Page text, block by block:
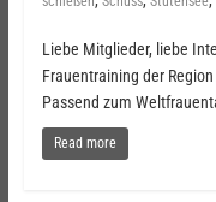
Liebe Mitglieder, liebe
Frauentraining der
Passend zum
Read more